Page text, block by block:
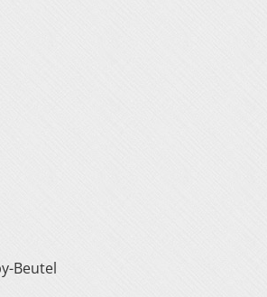
Beutel